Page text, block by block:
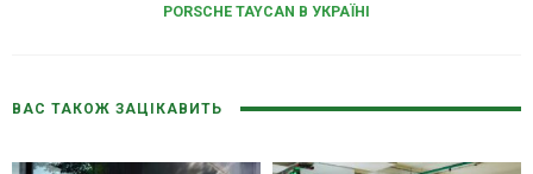
PORSCHE TAYCAN В УКРАЇНІ
ВАС ТАКОЖ ЗАЦІКАВИТЬ